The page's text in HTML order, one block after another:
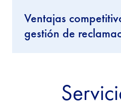
Ventajas
gestión de